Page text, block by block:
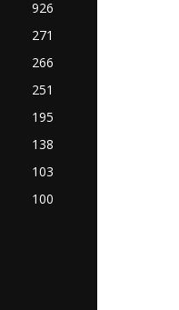
926
271
266
251
195
138
103
100